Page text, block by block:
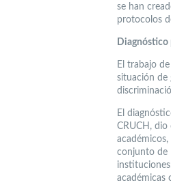
se han
protocolos
Diagnóstico
El trabajo
situación de
El
CRUCH,
conjunto de
académicas